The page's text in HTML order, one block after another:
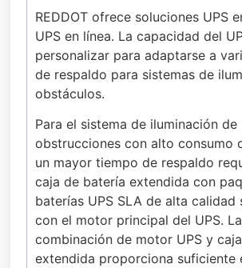
REDDOT ofrece soluciones UPS
UPS en línea. La capacidad del
personalizar para adaptarse a
de respaldo para sistemas de
obstáculos.
Para el sistema de iluminación de
obstrucciones con alto consumo
un mayor tiempo de respaldo
caja de batería extendida con
baterías UPS SLA de alta calidad
con el motor principal del UPS. La
combinación de motor UPS y
extendida proporciona suficiente